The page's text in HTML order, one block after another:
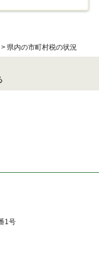
> 県内の市町村税の状況
1号